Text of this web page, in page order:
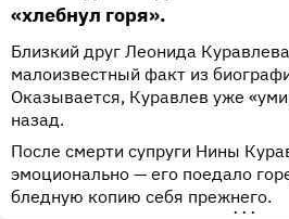
«хлебнул горя».
Близкий друг Леонида
малоизвестный факт из
Оказывается, Куравлев уже
назад.
После смерти супруги Нины
эмоционально — его поедало
бледную копию себя прежнего.
•••